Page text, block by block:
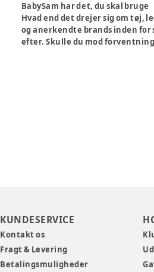
BabySam har det, du skal bruge
Hvad end det drejer sig om tøj,
og anerkendte brands inden
efter. Skulle du mod
KUNDESERVICE
Kontakt os
Fragt & Levering
Betalingsmuligheder